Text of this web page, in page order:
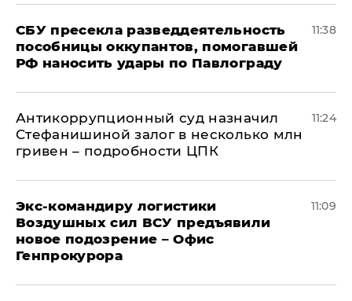
СБУ пресекла разведдеятельность
пособницы оккупантов, помогавшей
РФ наносить удары по Павлограду
11:38
Антикоррупционный суд назначил
Стефанишиной залог в несколько млн
гривен – подробности ЦПК
11:24
Экс-командиру логистики
Воздушных сил ВСУ предъявили
новое подозрение – Офис
Генпрокурора
11:09